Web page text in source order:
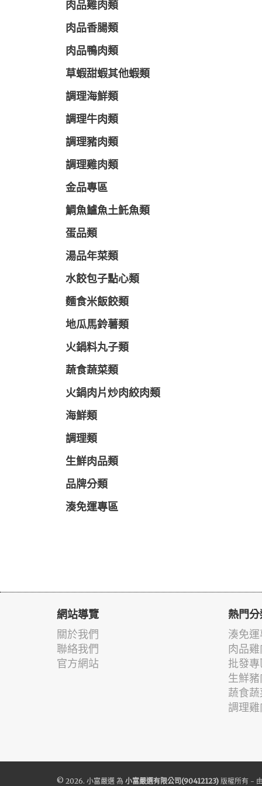
肉品雞肉類
肉品香腸類
肉品鴨肉類
草蝦甜蝦其他蝦類
調理海鮮類
調理牛肉類
調理豬肉類
調理雞肉類
金品專區
鯛魚鱸魚土魠魚類
蛋品類
湯品年菜類
水餃包子點心類
麵食米飯餃類
地瓜馬鈴薯類
火鍋料丸子類
蔬食蔬菜類
火鍋肉片炒肉絞肉類
海鮮類
調理類
生鮮肉品類
品牌分類
湊免運專區
網站導覽
關於我們
聯絡我們
官方網站
熱門分
湊免
肉品
批發專
生鮮
蔬食
調理
© 2026. 小富嚴選 為 小富嚴選有限公司(90412123) 版權所有 -